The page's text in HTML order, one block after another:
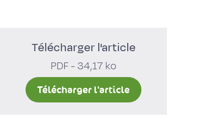
Télécharger l'article
PDF - 34,17 ko
Télécharger l'article